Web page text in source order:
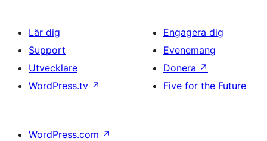
Lär dig
Support
Utvecklare
WordPress.tv ↗
Engagera dig
Evenemang
Donera ↗
Five for the Future
WordPress.com ↗